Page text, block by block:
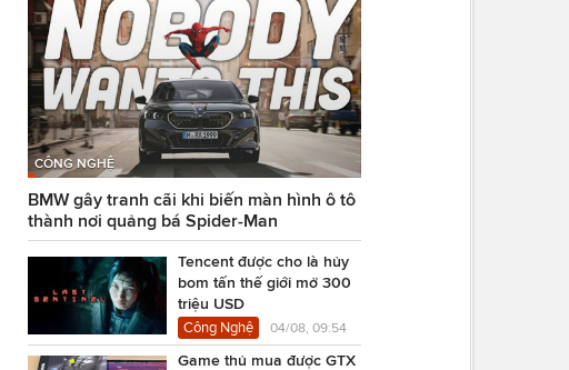
CÔNG NGHỆ
BMW gây tranh cãi khi biến màn hình ô tô
thành nơi quảng bá Spider-Man
Tencent được cho là hủy
bom tấn thế giới mở 300
triệu USD
Công Nghệ 04/08, 09:54
Game thủ mua được GTX